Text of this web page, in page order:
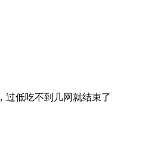
过低吃不到几网就结束了